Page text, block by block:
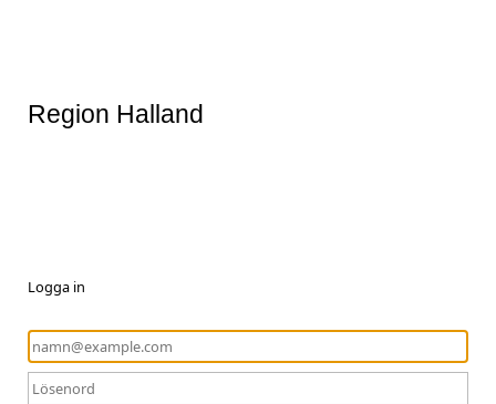
Region Halland
Logga in